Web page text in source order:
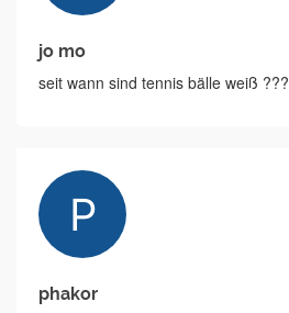
jo mo
seit wann sind tennis bälle weiß ???
phakor